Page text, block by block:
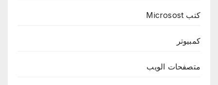
كتب Microsost
كمبيوتر
متصفحات الويب